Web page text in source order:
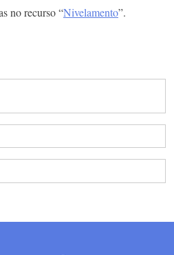
no recurso “Nivelamento”.